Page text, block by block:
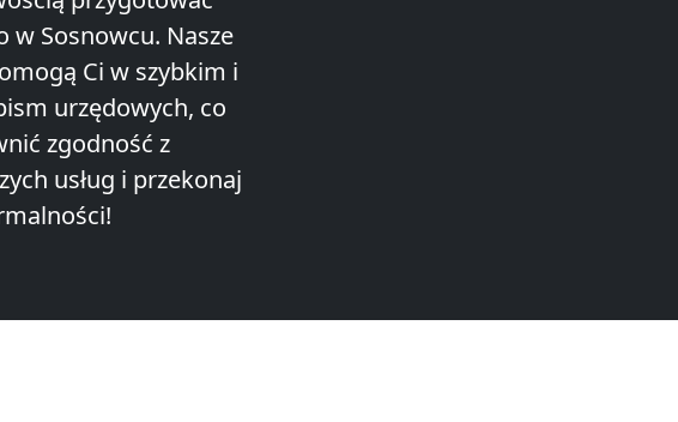
Sosnowcu. Nasze
Ci w szybkim i
urzędowych, co
zgodność z
usług i przekonaj